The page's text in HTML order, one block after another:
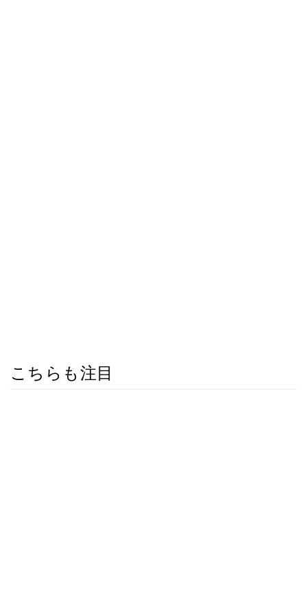
こちらも注目